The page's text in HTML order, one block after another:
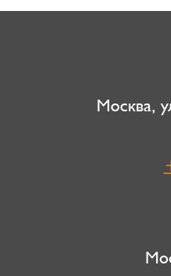
Москва,